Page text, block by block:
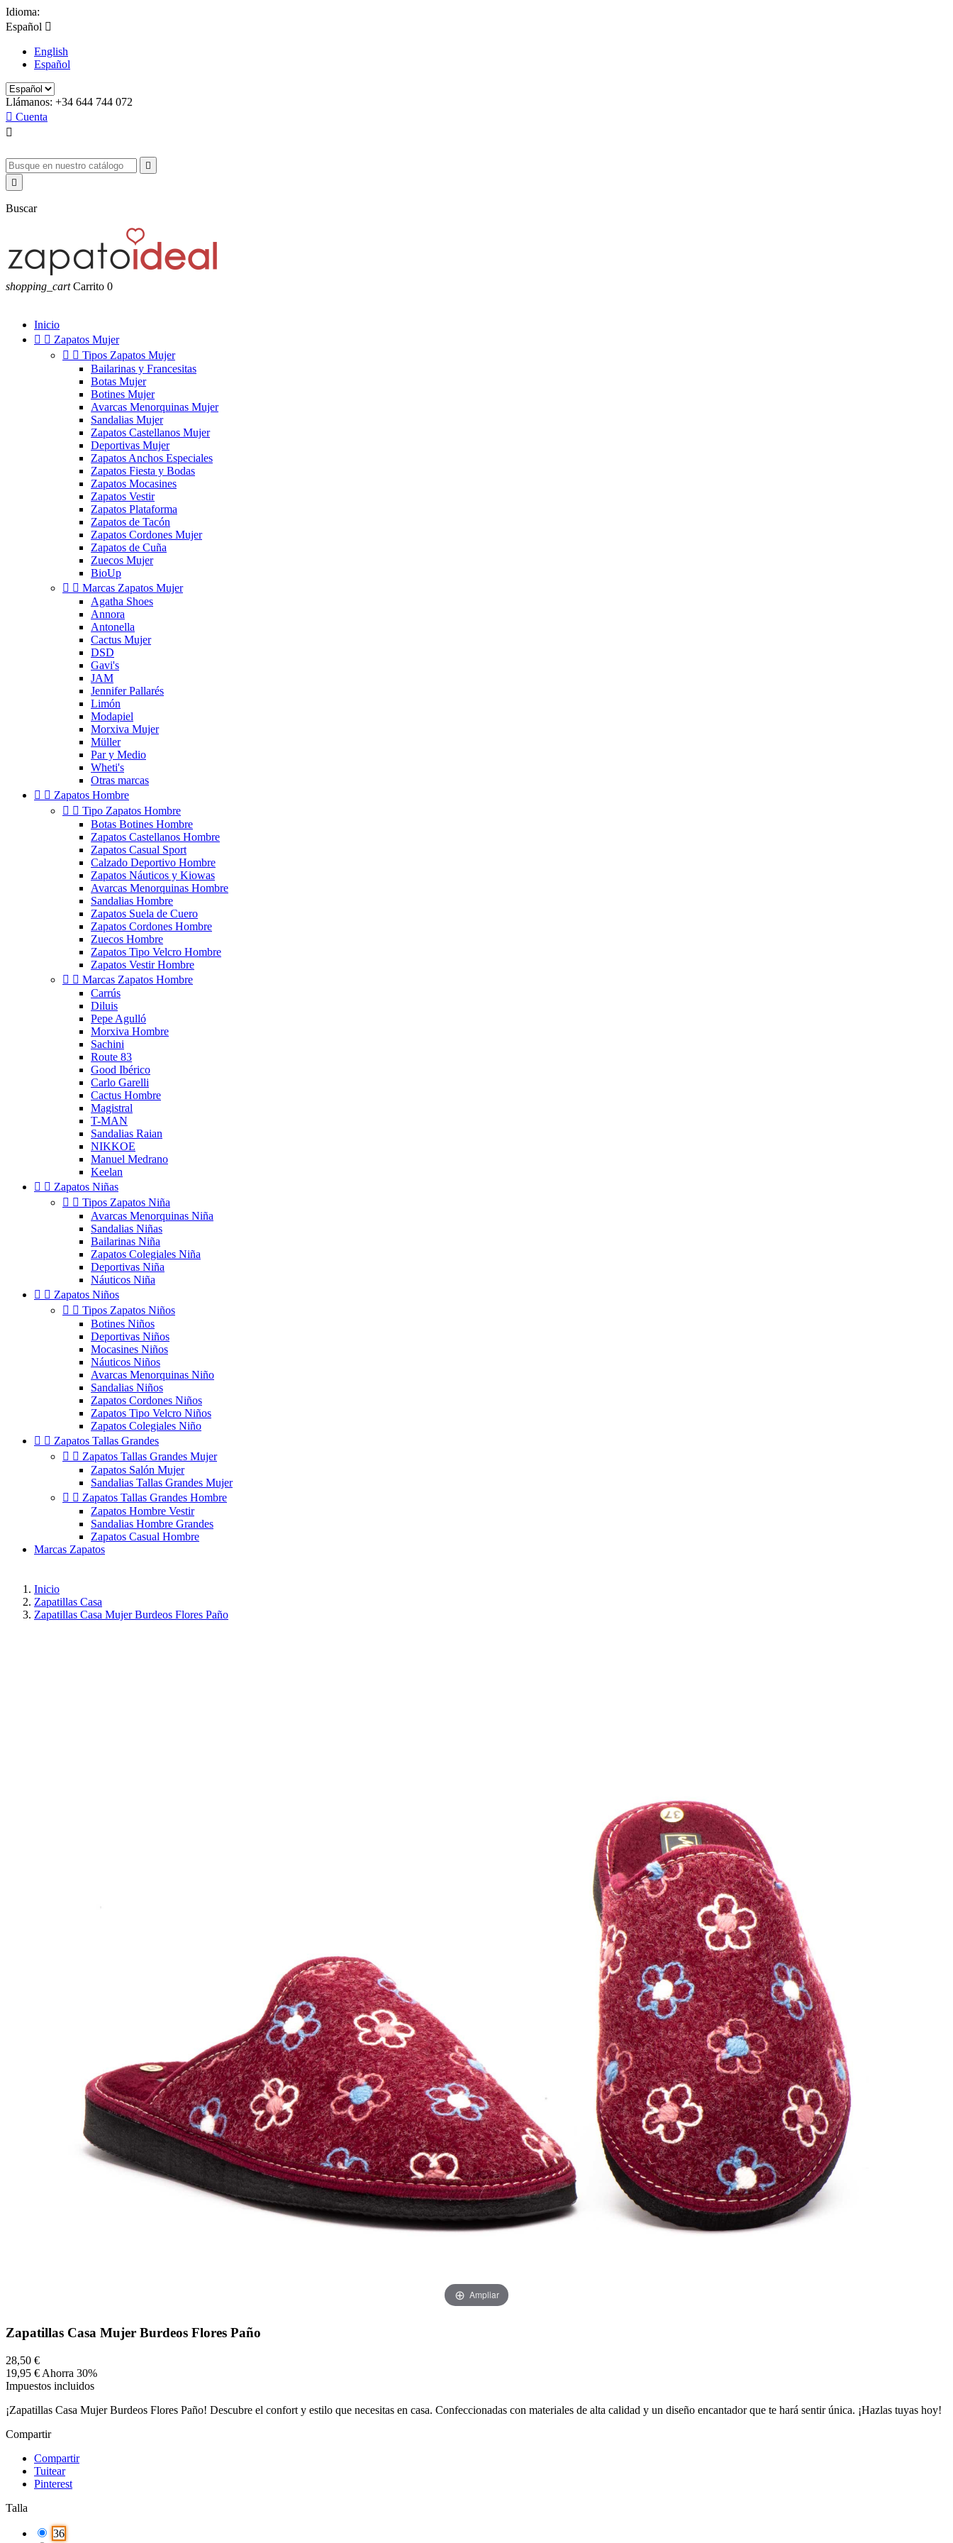
Idioma:
Español 
English
Español
Llámanos: +34 644 744 072
 Cuenta



Buscar
shopping_cart Carrito 0
Inicio
  Zapatos Mujer
  Tipos Zapatos Mujer
Bailarinas y Francesitas
Botas Mujer
Botines Mujer
Avarcas Menorquinas Mujer
Sandalias Mujer
Zapatos Castellanos Mujer
Deportivas Mujer
Zapatos Anchos Especiales
Zapatos Fiesta y Bodas
Zapatos Mocasines
Zapatos Vestir
Zapatos Plataforma
Zapatos de Tacón
Zapatos Cordones Mujer
Zapatos de Cuña
Zuecos Mujer
BioUp
  Marcas Zapatos Mujer
Agatha Shoes
Annora
Antonella
Cactus Mujer
DSD
Gavi's
JAM
Jennifer Pallarés
Limón
Modapiel
Morxiva Mujer
Müller
Par y Medio
Wheti's
Otras marcas
  Zapatos Hombre
  Tipo Zapatos Hombre
Botas Botines Hombre
Zapatos Castellanos Hombre
Zapatos Casual Sport
Calzado Deportivo Hombre
Zapatos Náuticos y Kiowas
Avarcas Menorquinas Hombre
Sandalias Hombre
Zapatos Suela de Cuero
Zapatos Cordones Hombre
Zuecos Hombre
Zapatos Tipo Velcro Hombre
Zapatos Vestir Hombre
  Marcas Zapatos Hombre
Carrús
Diluis
Pepe Agulló
Morxiva Hombre
Sachini
Route 83
Good Ibérico
Carlo Garelli
Cactus Hombre
Magistral
T-MAN
Sandalias Raian
NIKKOE
Manuel Medrano
Keelan
  Zapatos Niñas
  Tipos Zapatos Niña
Avarcas Menorquinas Niña
Sandalias Niñas
Bailarinas Niña
Zapatos Colegiales Niña
Deportivas Niña
Náuticos Niña
  Zapatos Niños
  Tipos Zapatos Niños
Botines Niños
Deportivas Niños
Mocasines Niños
Náuticos Niños
Avarcas Menorquinas Niño
Sandalias Niños
Zapatos Cordones Niños
Zapatos Tipo Velcro Niños
Zapatos Colegiales Niño
  Zapatos Tallas Grandes
  Zapatos Tallas Grandes Mujer
Zapatos Salón Mujer
Sandalias Tallas Grandes Mujer
  Zapatos Tallas Grandes Hombre
Zapatos Hombre Vestir
Sandalias Hombre Grandes
Zapatos Casual Hombre
Marcas Zapatos
Inicio
Zapatillas Casa
Zapatillas Casa Mujer Burdeos Flores Paño
Ampliar
Zapatillas Casa Mujer Burdeos Flores Paño
28,50 €
19,95 € Ahorra 30%
Impuestos incluidos
¡Zapatillas Casa Mujer Burdeos Flores Paño! Descubre el confort y estilo que necesitas en casa. Confeccionadas con materiales de alta calidad y un diseño encantador que te hará sentir única. ¡Hazlas tuyas hoy!
Compartir
Compartir
Tuitear
Pinterest
Talla
36